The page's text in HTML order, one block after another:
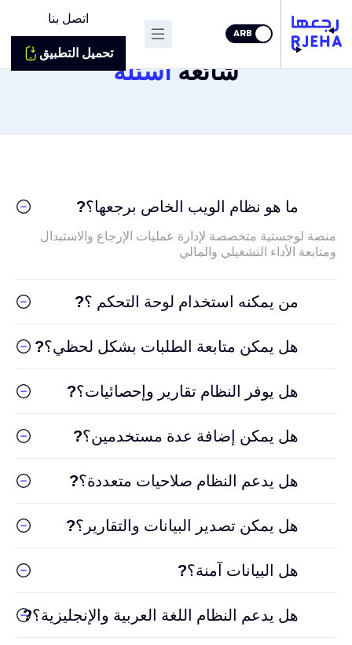
ARB
اتصل بنا
تحميل التطبيق
شائعةأسئلة
ما هو نظام الويب الخاص برجعها؟?
منصة لوجستية متخصصة لإدارة عمليات الإرجاع والاستبدال
ومتابعة الأداء التشغيلي والمالي
من يمكنه استخدام لوحة التحكم ؟?
هل يمكن متابعة الطلبات بشكل لحظي؟?
هل يوفر النظام تقارير وإحصائيات؟?
هل يمكن إضافة عدة مستخدمين؟?
هل يدعم النظام صلاحيات متعددة؟?
هل يمكن تصدير البيانات والتقارير؟?
هل البيانات آمنة؟?
هل يدعم النظام اللغة العربية والإنجليزية؟?